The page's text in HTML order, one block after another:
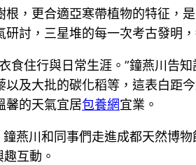
，更合適亞寒帶植物的特征，
討，三星堆的每一次考古發明
食住行與日常生涯。”鐘燕川告
及大批的碳化稻等，這表白距
馨的天氣宜居包養網宜業。
燕川和同事們走進成都天然博
互動。